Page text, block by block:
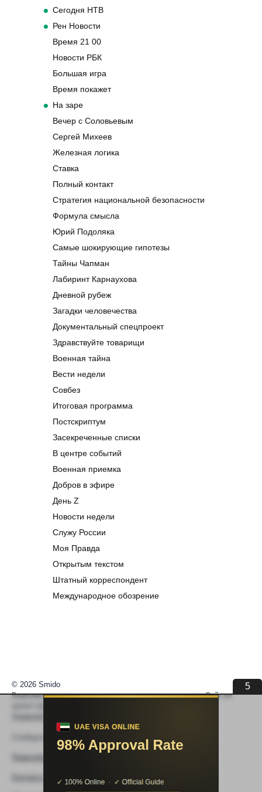
Сегодня НТВ
Рен Новости
Время 21 00
Новости РБК
Большая игра
Время покажет
На заре
Вечер с Соловьевым
Сергей Михеев
Железная логика
Ставка
Полный контакт
Стратегия национальной безопасности
Формула смысла
Юрий Подоляка
Самые шокирующие гипотезы
Тайны Чапман
Лабиринт Карнаухова
Дневной рубеж
Загадки человечества
Документальный спецпроект
Здравствуйте товарищи
Военная тайна
Вести недели
Совбез
Итоговая программа
Постскриптум
Засекреченные списки
В центре событий
Военная приемка
Добров в эфире
День Z
Новости недели
Служу России
Моя Правда
Открытым текстом
Штатный корреспондент
Международное обозрение
5
© 2026 Smido
Видеоматериалы встраиваются из открытых источников. Сайт не
Видео не работает